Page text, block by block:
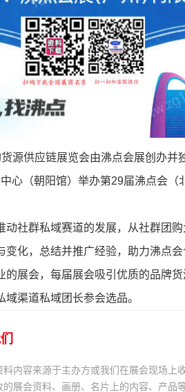
源供应链展览会由沸点会展创办并
心（朝阳馆）举办第29届沸点会（
社群私域赛道的发展，从社群团
变化，总结并推广经验，助力沸点
的展会，每届展会吸引优质的品牌
渠道私域团长参会选品。
料内容来源于主办方或我们在展会现场上
的展会资料、画册、名片上的内容、产品